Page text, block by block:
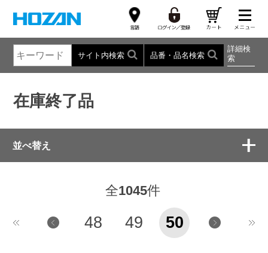
サイト内検索 品番・品名検索
詳細検
索
在庫終了品
並べ替え
全1045件
48 49 50